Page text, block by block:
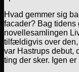
Hvad gemmer sig
facader? Bag tidens
novellesamlingen
tilfældigvis over
var Hastrups debut,
ting der sker. Igen